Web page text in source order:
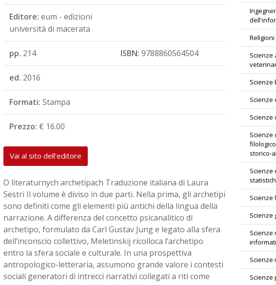
Editore: eum - edizioni
università di macerata
pp. 214 ISBN: 9788860564504
ed. 2016
Formati: Stampa
Prezzo: € 16.00
Vai al sito dell'editore
O literaturnych archetipach Traduzione italiana di Laura
Sestri Il volume è diviso in due parti. Nella prima, gli archetipi
sono definiti come gli elementi più antichi della lingua della
narrazione. A differenza del concetto psicanalitico di
archetipo, formulato da Carl Gustav Jung e legato alla sfera
dell’inconscio collettivo, Meletinskij ricolloca l’archetipo
entro la sfera sociale e culturale. In una prospettiva
antropologico-letteraria, assumono grande valore i contesti
sociali generatori di intrecci narrativi collegati a riti come
Scienze
Scienze
Scienze
Scienze
Scienze
storico-
Scienze
Scienze
Scienze
Scienze
Scienze
Scienze